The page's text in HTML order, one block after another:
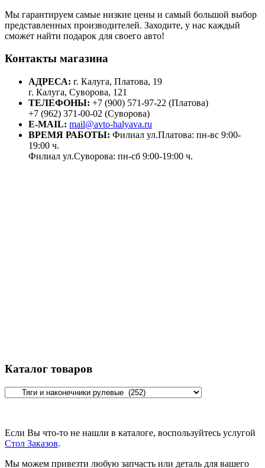
Мы гарантируем самые низкие цены и самый большой выбор
представленных производителей. Заходите, у нас каждый
сможет найти подарок для своего авто!
Контакты магазина
АДРЕСА: г. Калуга, Платова, 19
г. Калуга, Суворова, 121
ТЕЛЕФОНЫ: +7 (900) 571-97-22 (Платова)
+7 (962) 371-00-02 (Суворова)
E-MAIL: mail@avto-halyava.ru
ВРЕМЯ РАБОТЫ: Филиал ул.Платова: пн-вс 9:00-
19:00 ч.
Филиал ул.Суворова: пн-сб 9:00-19:00 ч.
Каталог товаров
Если Вы что-то не нашли в каталоге, воспользуйтесь услугой
Стол Заказов.
Мы можем привезти любую запчасть или деталь для вашего